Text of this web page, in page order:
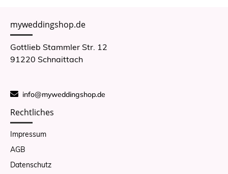
myweddingshop.de
Gottlieb Stammler Str. 12
91220 Schnaittach
info@myweddingshop.de
Rechtliches
Impressum
AGB
Datenschutz